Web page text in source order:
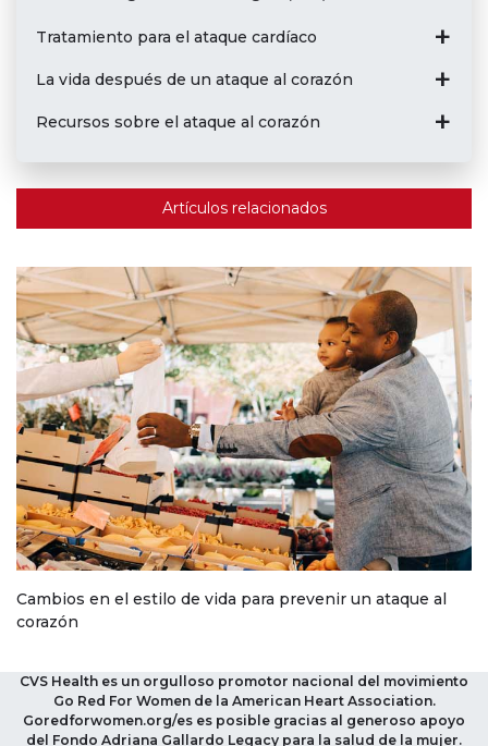
Tratamiento para el ataque cardíaco
La vida después de un ataque al corazón
Recursos sobre el ataque al corazón
Artículos relacionados
Cambios en el estilo de vida para prevenir un ataque al
corazón
CVS Health es un orgulloso promotor nacional del movimiento
Go Red For Women de la American Heart Association.
Goredforwomen.org/es es posible gracias al generoso apoyo
del Fondo Adriana Gallardo Legacy para la salud de la mujer.